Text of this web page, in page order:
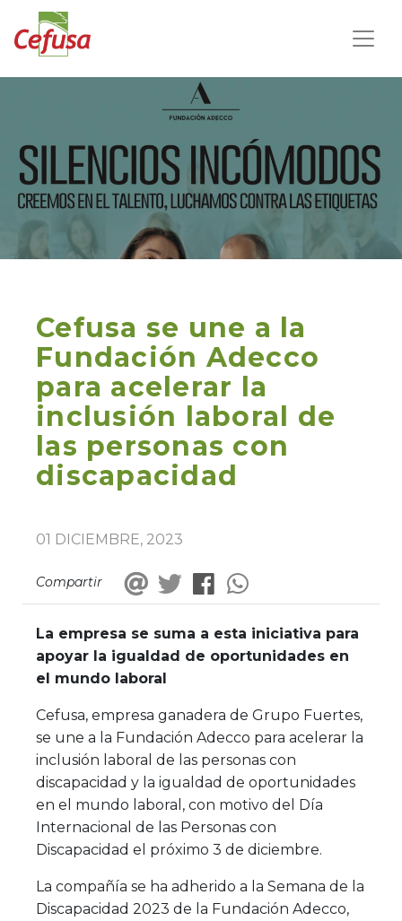
Cefusa se une a la
Fundación Adecco
para acelerar la
inclusión laboral de
las personas con
discapacidad
01 DICIEMBRE, 2023
Compartir
La empresa se suma a esta iniciativa para
apoyar la igualdad de oportunidades en
el mundo laboral
Cefusa, empresa ganadera de Grupo Fuertes,
se une a la Fundación Adecco para acelerar la
inclusión laboral de las personas con
discapacidad y la igualdad de oportunidades
en el mundo laboral, con motivo del Día
Internacional de las Personas con
Discapacidad el próximo 3 de diciembre.
La compañía se ha adherido a la Semana de la
Discapacidad 2023 de la Fundación Adecco,